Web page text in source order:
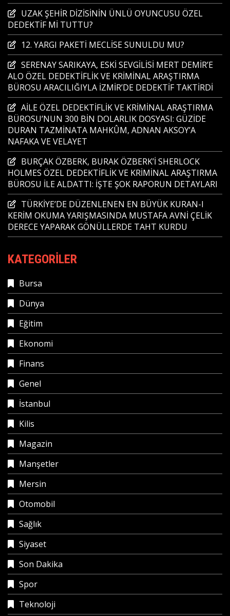
UZAK ŞEHİR DİZİSİNİN ÜNLÜ OYUNCUSU ÖZEL
DEDEKTİF Mİ TUTTU?
12. YARGI PAKETİ MECLİSE SUNULDU MU?
SERENAY SARIKAYA, ESKİ SEVGİLİSİ MERT DEMİR’E
ALO ÖZEL DEDEKTİFLİK VE KRİMİNAL ARAŞTIRMA
BÜROSU ARACILIĞIYLA İZMİR’DE DEDEKTİF TAKTİRDİ
AİLE ÖZEL DEDEKTİFLİK VE KRİMİNAL ARAŞTIRMA
BÜROSU’NUN 300 BİN DOLARLIK DOSYASI: GÜZİDE
DURAN TAZMİNATA MAHKÛM, ADNAN AKSOY’A
NAFAKA VE VELAYET
BURÇAK ÖZBERK, BURAK ÖZBERK’İ SHERLOCK
HOLMES ÖZEL DEDEKTİFLİK VE KRİMİNAL ARAŞTIRMA
BÜROSU İLE ALDATTI: İŞTE ŞOK RAPORUN DETAYLARI
TÜRKİYE’DE DÜZENLENEN EN BÜYÜK KURAN-I
KERİM OKUMA YARIŞMASINDA MUSTAFA AVNİ ÇELİK
DERECE YAPARAK GÖNÜLLERDE TAHT KURDU
KATEGORILER
Bursa
Dünya
Eğitim
Ekonomi
Finans
Genel
İstanbul
Kilis
Magazin
Manşetler
Mersin
Otomobil
Sağlık
Siyaset
Son Dakika
Spor
Teknoloji